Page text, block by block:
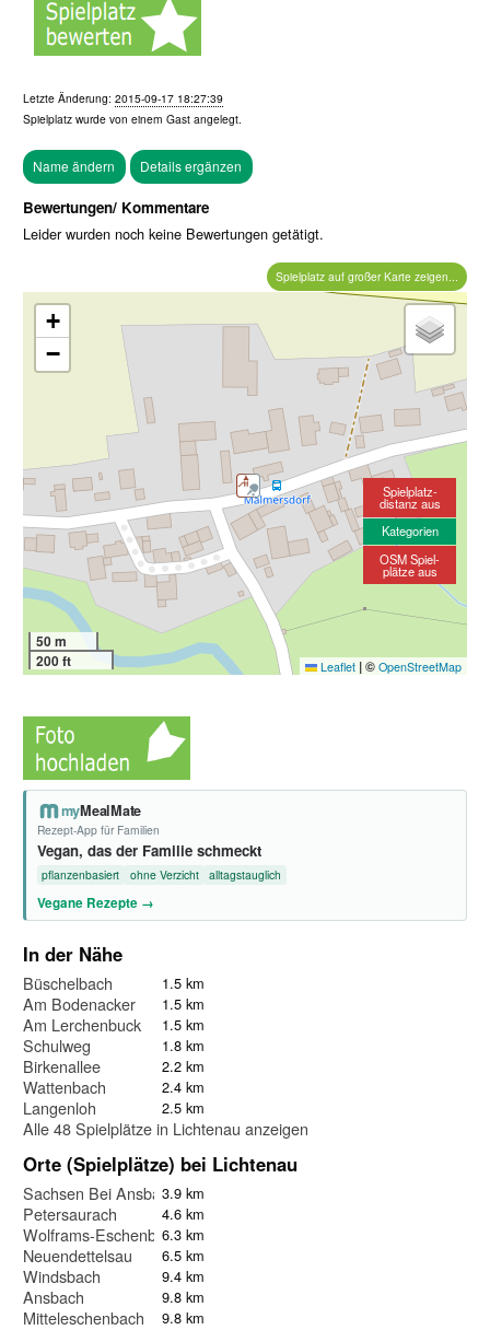
Letzte Änderung: 2015-09-17 18:27:39
Spielplatz wurde von einem Gast angelegt.
Bewertungen/ Kommentare
Leider wurden noch keine Bewertungen getätigt.
Spielplatz auf großer Karte zeigen...
+
−
50 m
200 ft
Leaflet |© OpenStreetMap
Spielplatz-
distanz aus
Kategorien
OSM Spiel-
plätze aus
myMealMate
Rezept-App für Familien
Vegan, das der Familie schmeckt
pflanzenbasiert ohne Verzicht alltagstauglich
Vegane Rezepte →
In der Nähe
Büschelbach 1.5 km
Am Bodenacker 1.5 km
Am Lerchenbuck 1.5 km
Schulweg 1.8 km
Birkenallee 2.2 km
Wattenbach 2.4 km
Langenloh 2.5 km
Alle 48 Spielplätze in Lichtenau anzeigen
Orte (Spielplätze) bei Lichtenau
Sachsen Bei Ansbach3.9 km
Petersaurach 4.6 km
Wolframs-Eschenbach6.3 km
Neuendettelsau 6.5 km
Windsbach 9.4 km
Ansbach 9.8 km
Mitteleschenbach 9.8 km